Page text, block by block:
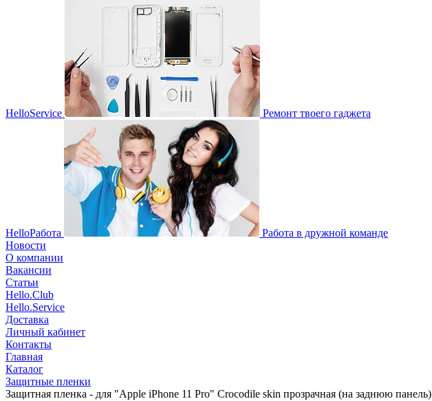
HelloService Ремонт твоего гаджета
HelloРабота
Работа в дружной команде
Новости
О компании
Вакансии
Статьи
Hello.Club
Hello.Service
Доставка
Личный кабинет
Контакты
Главная
Каталог
Защитные пленки
Защитная пленка - для "Apple iPhone 11 Pro" Crocodile skin прозрачная (на заднюю панель)